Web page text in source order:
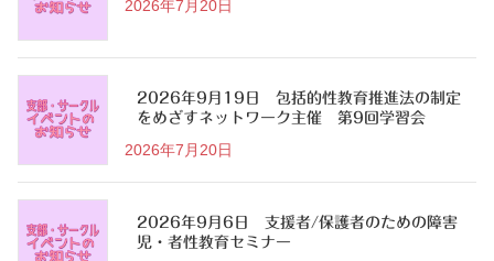
2026年7月20日
2026年9月19日 包括的性教育推進法の制定
をめざすネットワーク主催 第9回学習会
2026年7月20日
2026年9月6日 支援者/保護者のための障害
児・者性教育セミナー